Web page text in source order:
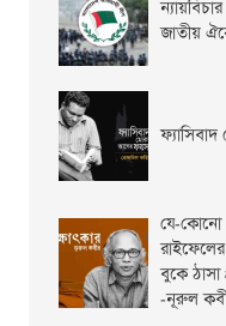
জাতীয়
যে-কোনো
রাইফেলের
বুকে ঠাসা
-নূরুল